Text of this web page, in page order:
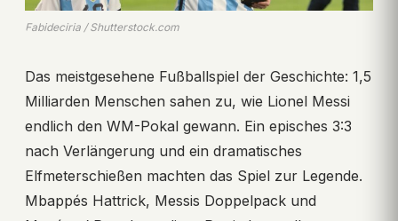
Fabideciria / Shutterstock.com
Das meistgesehene Fußballspiel der Geschichte: 1,5
Milliarden Menschen sahen zu, wie Lionel Messi
endlich den WM-Pokal gewann. Ein episches 3:3
nach Verlängerung und ein dramatisches
Elfmeterschießen machten das Spiel zur Legende.
Mbappés Hattrick, Messis Doppelpack und